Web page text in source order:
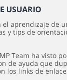
USUARIO
el aprendizaje de
y tips de
Team ha visto
de ayuda que
los links de